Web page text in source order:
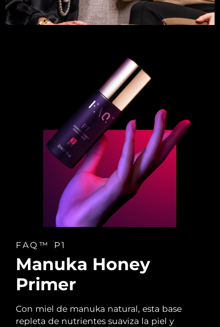
FAQ™ P1
Manuka Honey
Primer
Con miel de manuka natural, esta base
repleta de nutrientes suaviza la piel y